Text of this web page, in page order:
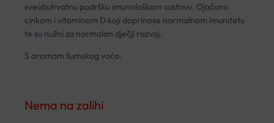
sveobuhvatnu podršku imunološkom sustavu. Ojačano
cinkom i vitaminom D koji doprinose normalnom imunitetu
te su nužni za normalan dječji razvoj.
S aromom šumskog voća.
Nema na zalihi